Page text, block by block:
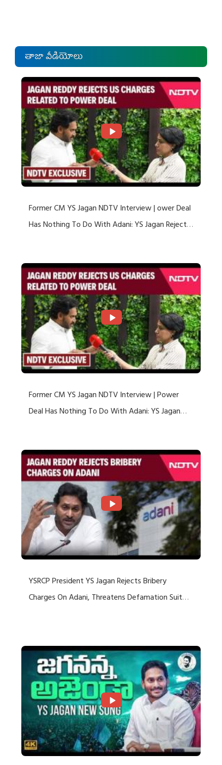
తాజా వీడియోలు
Former CM YS Jagan NDTV Interview | ower Deal
Has Nothing To Do With Adani: YS Jagan Rejects
Former CM YS Jagan NDTV Interview | Power
Deal Has Nothing To Do With Adani: YS Jagan
YSRCP President YS Jagan Rejects Bribery
Charges On Adani, Threatens Defamation Suit